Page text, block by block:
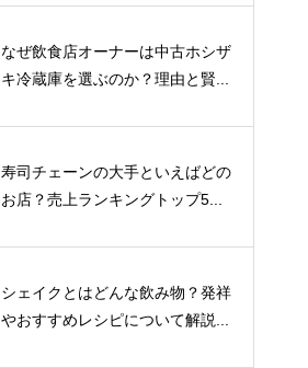
なぜ飲食店オーナーは中古ホシザ
キ冷蔵庫を選ぶのか？理由と賢...
寿司チェーンの大手といえばどの
お店？売上ランキングトップ5...
シェイクとはどんな飲み物？発祥
やおすすめレシピについて解説...